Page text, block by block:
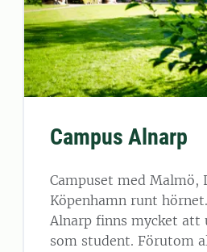
Campus Alnarp
Campuset med Malmö,
Köpenhamn runt
Alnarp finns mycket att
som student. Förutom